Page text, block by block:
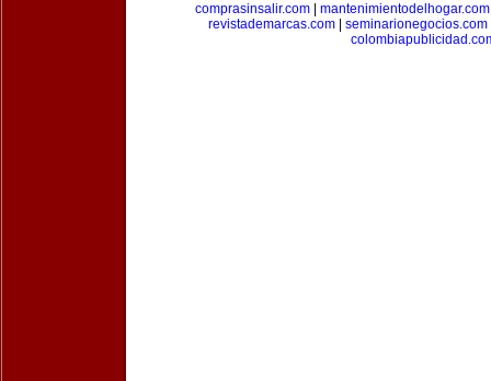
comprasinsalir.com
mantenimientodelhogar.com
revistademarcas.com
seminarionegocios.com